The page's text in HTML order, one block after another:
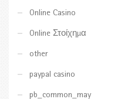
Online Casino
Online Στοίχημα
other
paypal casino
pb_common_may